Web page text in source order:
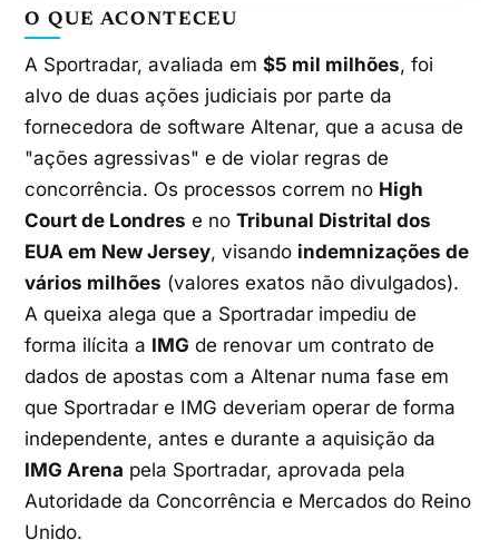
O QUE ACONTECEU
A Sportradar, avaliada em$5 mil milhões, foi
alvo de duas ações judiciais por parte da
fornecedora de software Altenar, que a acusa de
"ações agressivas" e de violar regras de
concorrência. Os processos correm no High
Court de Londres e noTribunal Distrital dos
EUA em New Jersey, visando indemnizações de
vários milhões (valores exatos não divulgados).
A queixa alega que a Sportradar impediu de
forma ilícita a IMG de renovar um contrato de
dados de apostas com a Altenar numa fase em
que Sportradar e IMG deveriam operar de forma
independente, antes e durante a aquisição da
IMG Arena pela Sportradar, aprovada pela
Autoridade da Concorrência e Mercados do Reino
Unido.